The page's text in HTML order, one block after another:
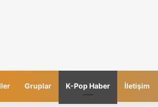
Gruplar K-Pop Haber İletişim